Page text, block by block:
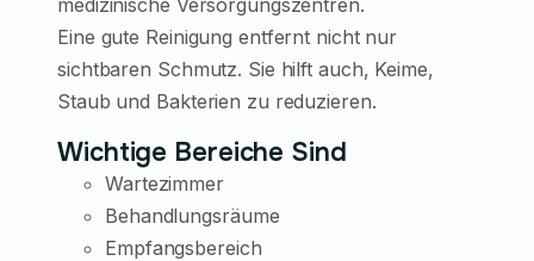
Eine gute Reinigung entfernt nicht nur
sichtbaren Schmutz. Sie hilft auch, Keime,
Staub und Bakterien zu reduzieren.
Wichtige Bereiche Sind
Wartezimmer
Behandlungsräume
Empfangsbereich